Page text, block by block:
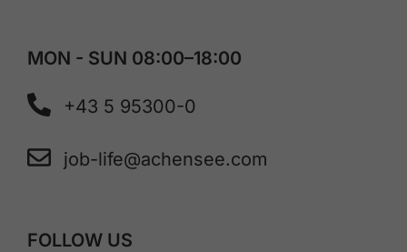
MON - SUN 08:00–18:00
+43 5 95300-0
job-life@achensee.com
FOLLOW US